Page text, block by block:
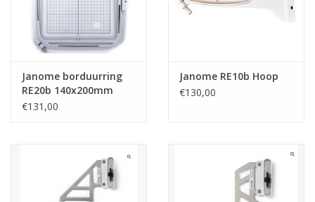
Janome borduurring
RE20b 140x200mm
€131,00
Janome RE10b Hoop
€130,00